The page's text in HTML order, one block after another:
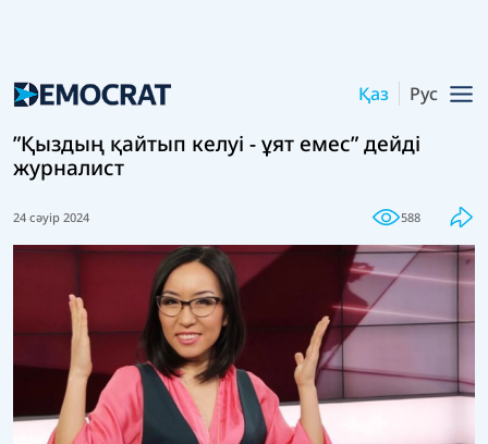
Қаз Рус
”Қыздың қайтып келуі - ұят емес” дейді
журналист
24 сәуір 2024 588